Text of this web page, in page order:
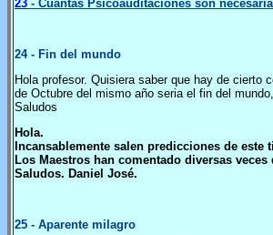
23 - Cuántas Psicoauditaciones son
24- Fin del mundo
Hola profesor. Quisiera saber que hay de
de Octubre del mismo año seria el fin del
Saludos
Hola.
Incansablemente salen predicciones de
Los Maestros han comentado diversas
Saludos. Daniel José.
25 - Aparente milagro